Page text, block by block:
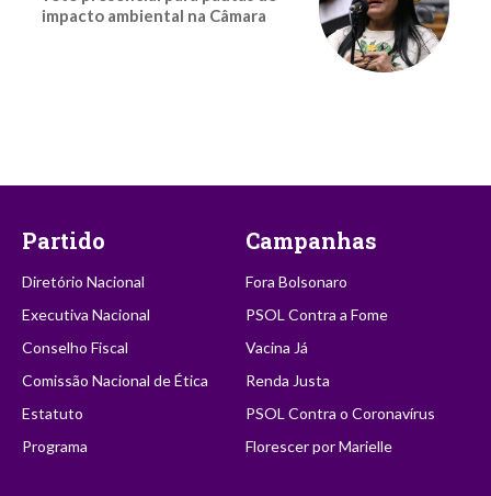
impacto ambiental na Câmara
Partido
Diretório Nacional
Executiva Nacional
Conselho Fiscal
Comissão Nacional de Ética
Estatuto
Programa
Campanhas
Fora Bolsonaro
PSOL Contra a Fome
Vacina Já
Renda Justa
PSOL Contra o Coronavírus
Florescer por Marielle